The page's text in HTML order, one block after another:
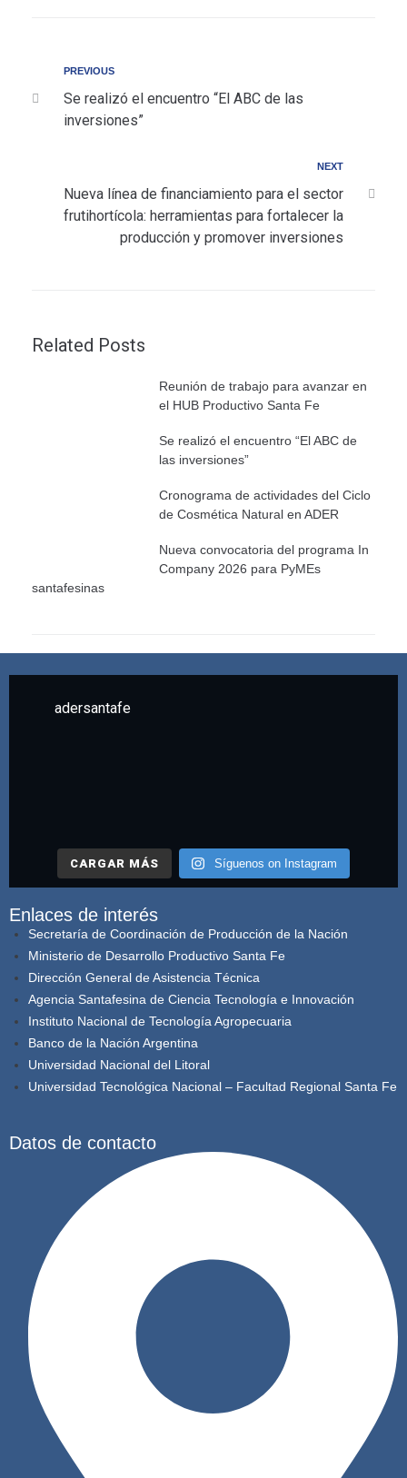
PREVIOUS
Se realizó el encuentro “El ABC de las
inversiones”
NEXT
Nueva línea de financiamiento para el sector
frutihortícola: herramientas para fortalecer la
producción y promover inversiones
Related Posts
Reunión de trabajo para avanzar en
el HUB Productivo Santa Fe
Se realizó el encuentro “El ABC de
las inversiones”
Cronograma de actividades del Ciclo
de Cosmética Natural en ADER
Nueva convocatoria del programa In
Company 2026 para PyMEs
santafesinas
adersantafe
CARGAR MÁS Síguenos on Instagram
Enlaces de interés
Secretaría de Coordinación de Producción de la Nación
Ministerio de Desarrollo Productivo Santa Fe
Dirección General de Asistencia Técnica
Agencia Santafesina de Ciencia Tecnología e Innovación
Instituto Nacional de Tecnología Agropecuaria
Banco de la Nación Argentina
Universidad Nacional del Litoral
Universidad Tecnológica Nacional – Facultad Regional Santa Fe
Datos de contacto